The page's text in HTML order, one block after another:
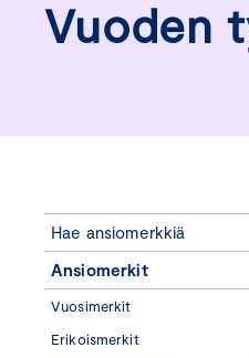
Vuoden
Hae ansiomerkkiä
Ansiomerkit
Vuosimerkit
Erikoismerkit